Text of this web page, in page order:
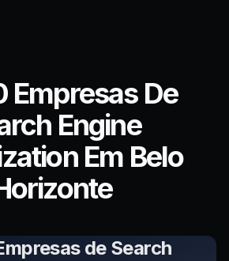
Empresas De
Engine
Em Belo
de Search